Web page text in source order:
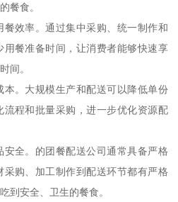
餐食。
效率。通过集中采购、统一制作和
餐准备时间，让消费者能够快速享
间。
。大规模生产和配送可以降低单份
程和批量采购，进一步优化资源配
全。的团餐配送公司通常具备严格
购、加工制作到配送环节都有严格
到安全、卫生的餐食。